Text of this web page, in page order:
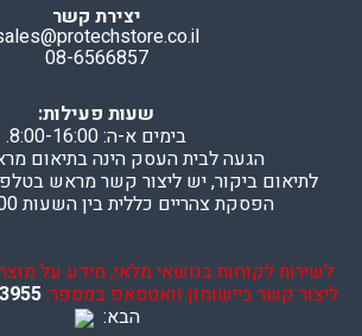
יצירת קשר
08-6566857
שעות פעילות:
בימים א-ה: 8:00-16:00.
הגעה לבית העסק הינה בתיאום
לתיאום ביקור, יש ליצור קשר מראש בטלפון: 08-
הפסקת צהריים כללית בין השעות 12:00-13:00
לשירות לקוחות בנושאי מלאי, מידע על
ליצור קשר ביישומון וואטסאפ במספר:
הבא: